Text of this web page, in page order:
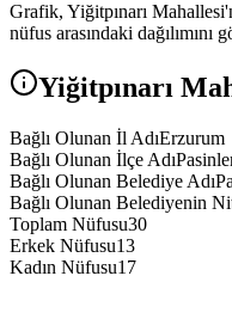
Grafik, Yiğitpınarı
nüfus arasındaki dağılımını
Yiğitpınarı
Bağlı Olunan İl AdıErzurum
Bağlı Olunan İlçe Adı
Bağlı Olunan Belediye Adı
Bağlı Olunan Belediyenin
Toplam Nüfusu30
Erkek Nüfusu13
Kadın Nüfusu17